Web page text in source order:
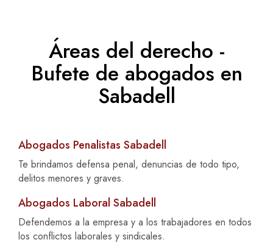
Áreas del derecho -
Bufete de abogados en
Sabadell
Abogados Penalistas Sabadell
Te brindamos defensa penal, denuncias de todo tipo,
delitos menores y graves.
Abogados Laboral Sabadell
Defendemos a la empresa y a los trabajadores en todos
los conflictos laborales y sindicales.